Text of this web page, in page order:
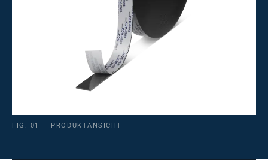
FIG. 01 — PRODUKTANSICHT